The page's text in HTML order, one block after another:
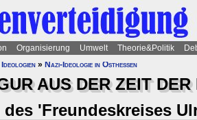
Organisierung Umwelt Theorie&Politik
» Nazi-Ideologie in Osthessen
AUS DER ZEIT
des 'Freundeskreises